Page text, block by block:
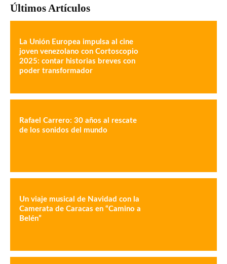
Últimos Artículos
La Unión Europea impulsa al cine
joven venezolano con Cortoscopio
2025: contar historias breves con
poder transformador
Rafael Carrero: 30 años al rescate
de los sonidos del mundo
Un viaje musical de Navidad con la
Camerata de Caracas en “Camino a
Belén”